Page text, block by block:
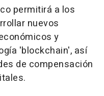
permitirá a los
nuevos
y
'blockchain', así
de compensación